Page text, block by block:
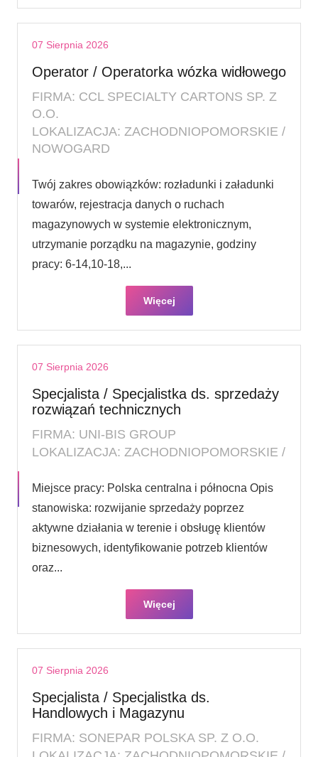
07 Sierpnia 2026
Operator / Operatorka wózka widłowego
FIRMA: CCL SPECIALTY CARTONS SP. Z
O.O.
LOKALIZACJA: ZACHODNIOPOMORSKIE /
NOWOGARD
Twój zakres obowiązków: rozładunki i załadunki
towarów, rejestracja danych o ruchach
magazynowych w systemie elektronicznym,
utrzymanie porządku na magazynie, godziny
pracy: 6-14,10-18,...
Więcej
07 Sierpnia 2026
Specjalista / Specjalistka ds. sprzedaży
rozwiązań technicznych
FIRMA: UNI-BIS GROUP
LOKALIZACJA: ZACHODNIOPOMORSKIE /
Miejsce pracy: Polska centralna i północna Opis
stanowiska: rozwijanie sprzedaży poprzez
aktywne działania w terenie i obsługę klientów
biznesowych, identyfikowanie potrzeb klientów
oraz...
Więcej
07 Sierpnia 2026
Specjalista / Specjalistka ds.
Handlowych i Magazynu
FIRMA: SONEPAR POLSKA SP. Z O.O.